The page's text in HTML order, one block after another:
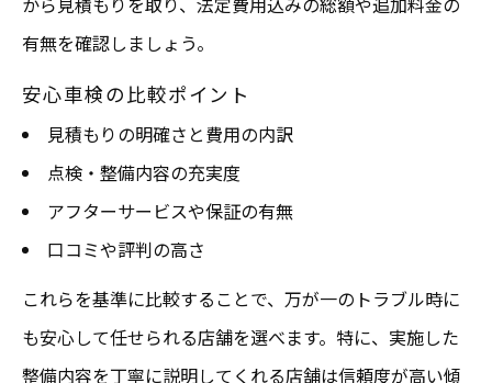
有無を確認しましょう。
安心車検の比較ポイント
見積もりの明確さと費用の内訳
点検・整備内容の充実度
アフターサービスや保証の有無
口コミや評判の高さ
これらを基準に比較することで、万が一のトラブル時に
も安心して任せられる店舗を選べます。特に、実施した
整備内容を丁寧に説明してくれる店舗は信頼度が高い傾